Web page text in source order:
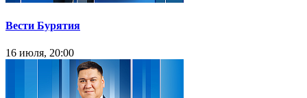
Вести Бурятия
16 июля, 20:00